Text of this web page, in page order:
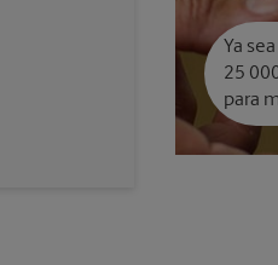
Ya
25
para